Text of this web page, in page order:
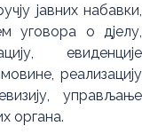
јавних набавки,
уговора о дјелу,
евиденције
реализацију
управљање
органа.